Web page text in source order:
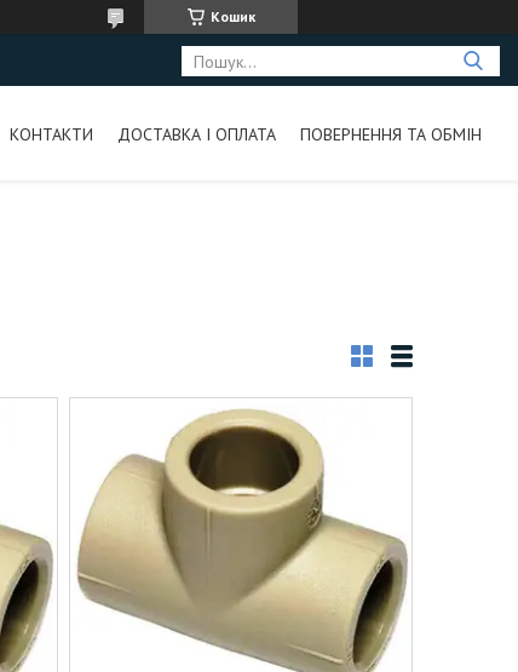
Кошик
КОНТАКТИ ДОСТАВКА І ОПЛАТА ПОВЕРНЕННЯ ТА ОБМІН